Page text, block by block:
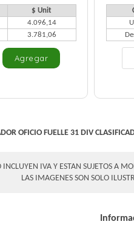
$ Unit
4.096,14
3.781,06
OFICIO FUELLE 31 DIV
INCLUYEN IVA Y ESTAN SUJETOS A
LAS IMAGENES SON SOLO